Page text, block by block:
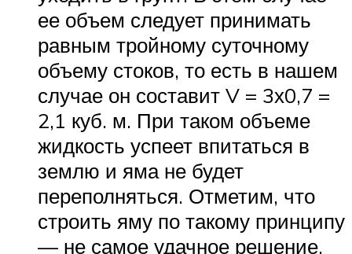
ее объем следует принимать
равным тройному суточному
объему стоков, то есть в нашем
случае он составит V = 3х0,7 =
2,1 куб. м. При таком объеме
жидкость успеет впитаться в
землю и яма не будет
переполняться. Отметим, что
строить яму по такому принципу
— не самое удачное решение,